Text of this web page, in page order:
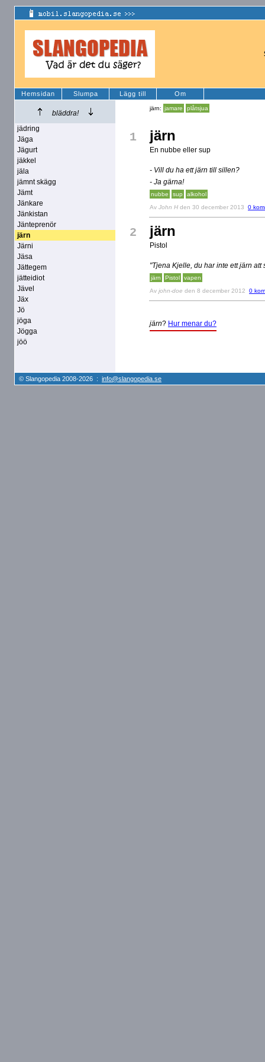
Hemsidan Slumpa Lägg till Om
bläddra!
jädring
Jäga
Jägurt
jäkkel
jäla
jämnt skägg
Jämt
Jänkare
Jänkistan
Jänteprenör
järn
Järni
Jäsa
Jättegem
jätteidiot
Jävel
Jäx
Jö
jöga
Jögga
jöö
järn: jamare plåtsjua
1 järn
En nubbe eller sup
- Vill du ha ett järn till sillen?
- Ja gärna!
nubbe sup alkohol
Av John H den 30 december 2013 0
2 järn
Pistol
"Tjena Kjelle, du har inte ett järn att
järn Pistol vapen
Av john-doe den 8 december 2012 0
järn? Hur menar du?
© Slangopedia 2008-2026 : info@slangopedia.se